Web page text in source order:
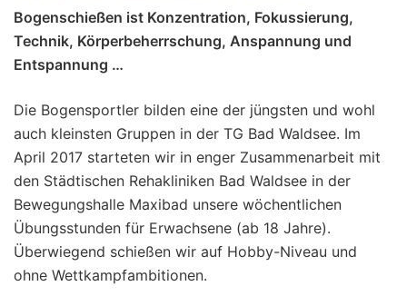
Bogenschießen ist Konzentration, Fokussierung,
Technik, Körperbeherrschung, Anspannung und
Entspannung …
Die Bogensportler bilden eine der jüngsten und wohl
auch kleinsten Gruppen in der TG Bad Waldsee. Im
April 2017 starteten wir in enger Zusammenarbeit mit
den Städtischen Rehakliniken Bad Waldsee in der
Bewegungshalle Maxibad unsere wöchentlichen
Übungsstunden für Erwachsene (ab 18 Jahre).
Überwiegend schießen wir auf Hobby-Niveau und
ohne Wettkampfambitionen.